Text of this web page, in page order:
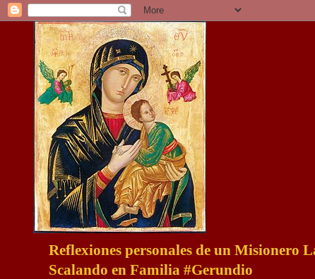
Reflexiones personales de un Misionero
Scalando en Familia #Gerundio